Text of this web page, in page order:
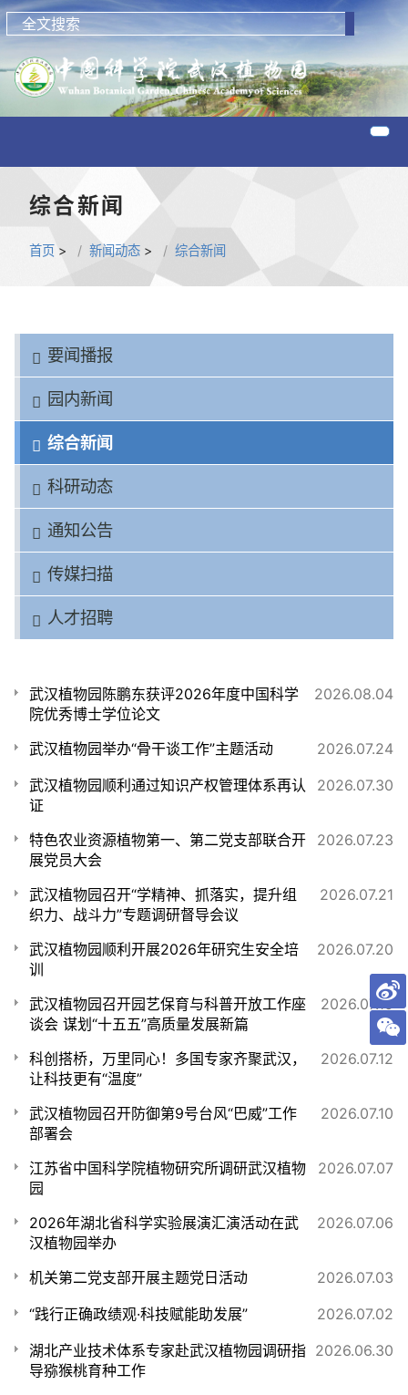
综合新闻
首页 > 新闻动态 > 综合新闻
要闻播报
园内新闻
综合新闻
科研动态
通知公告
传媒扫描
人才招聘
2026.08.04
武汉植物园陈鹏东获评2026年度中国科学
院优秀博士学位论文
2026.07.24
武汉植物园举办“骨干谈工作”主题活动
2026.07.30
武汉植物园顺利通过知识产权管理体系再认
证
2026.07.23
特色农业资源植物第一、第二党支部联合开
展党员大会
2026.07.21
武汉植物园召开“学精神、抓落实，提升组
织力、战斗力”专题调研督导会议
2026.07.20
武汉植物园顺利开展2026年研究生安全培
训
2026.07.15
武汉植物园召开园艺保育与科普开放工作座
谈会 谋划“十五五”高质量发展新篇
2026.07.12
科创搭桥，万里同心！多国专家齐聚武汉，
让科技更有“温度”
2026.07.10
武汉植物园召开防御第9号台风“巴威”工作
部署会
2026.07.07
江苏省中国科学院植物研究所调研武汉植物
园
2026.07.06
2026年湖北省科学实验展演汇演活动在武
汉植物园举办
2026.07.03
机关第二党支部开展主题党日活动
2026.07.02
“践行正确政绩观·科技赋能助发展”
2026.06.30
湖北产业技术体系专家赴武汉植物园调研指
导猕猴桃育种工作